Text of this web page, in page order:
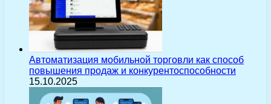
Автоматизация мобильной торговли как способ
повышения продаж и конкурентоспособности
15.10.2025